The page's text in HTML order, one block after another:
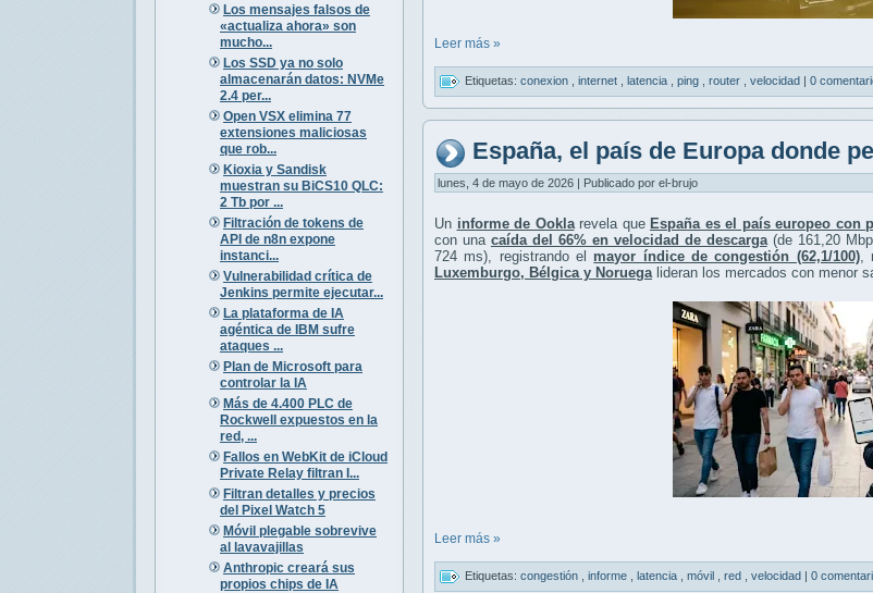
Los mensajes falsos de
«actualiza ahora» son
mucho...
Los SSD ya no solo
almacenarán datos: NVMe
2.4 per...
Open VSX elimina 77
extensiones maliciosas
que rob...
Kioxia y Sandisk
muestran su BiCS10 QLC:
2 Tb por ...
Filtración de tokens de
API de n8n expone
instanci...
Vulnerabilidad crítica de
Jenkins permite ejecutar...
La plataforma de IA
agéntica de IBM sufre
ataques ...
Plan de Microsoft para
controlar la IA
Más de 4.400 PLC de
Rockwell expuestos en la
red, ...
Fallos en WebKit de iCloud
Private Relay filtran I...
Filtran detalles y precios
del Pixel Watch 5
Móvil plegable sobrevive
al lavavajillas
Anthropic creará sus
propios chips de IA
Leer más »
Etiquetas: conexion internet latencia ping router velocidad 0
España, el país de Europa donde
lunes, 4 de mayo de 2026 | Publicado por el-brujo
Un informe de Ooklarevela que España es el país europeo con
con una caída del 66% en velocidad de descarga(de 161,20
724 ms), registrando el mayor índice de congestión (62,1/100),
Luxemburgo, Bélgica y Noruega lideran los mercados con menor
Leer más »
Etiquetas: congestión informe latencia móvil red velocidad | 0